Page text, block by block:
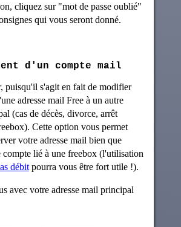
cliquez sur "mot de passe oublié"
qui vous seront donné.
d'un compte mail
puisqu'il s'agit en fait de modifier
adresse mail Free à un autre
(cas de décès, divorce, arrêt
Cette option vous permet
votre adresse mail bien que
compte lié à une freebox (l'utilisation
débitpourra vous être fort utile !).
avec votre adresse mail principal